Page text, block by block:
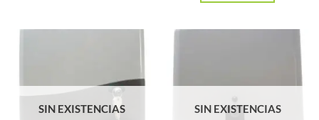
tiene
Las
producto
opciones
SIN EXISTENCIAS SIN EXISTENCIAS